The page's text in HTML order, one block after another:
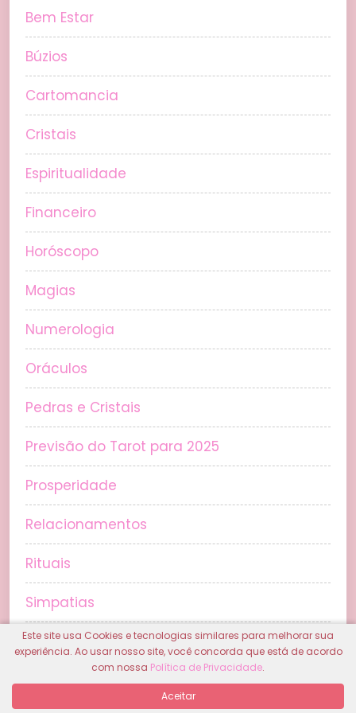
Bem Estar
Búzios
Cartomancia
Cristais
Espiritualidade
Financeiro
Horóscopo
Magias
Numerologia
Oráculos
Pedras e Cristais
Previsão do Tarot para 2025
Prosperidade
Relacionamentos
Rituais
Simpatias
Sonhos
Tarô de Marselha
Este site usa Cookies e tecnologias similares para melhorar sua
experiência. Ao usar nosso site, você concorda que está de acordo
com nossa Política de Privacidade.
Aceitar